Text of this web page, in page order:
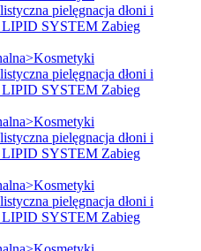
pielęgnacja dłoni i
SYSTEM Zabieg
pielęgnacja dłoni i
SYSTEM Zabieg
pielęgnacja dłoni i
SYSTEM Zabieg
pielęgnacja dłoni i
SYSTEM Zabieg